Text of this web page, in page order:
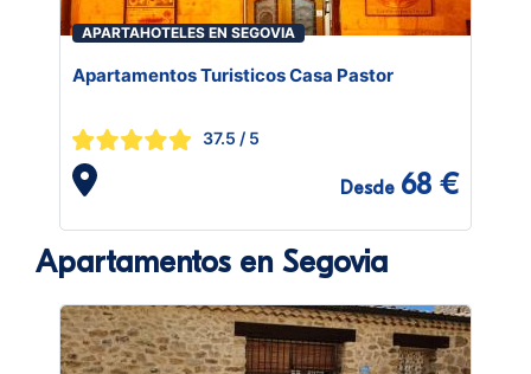
APARTAHOTELES EN SEGOVIA
Apartamentos Turisticos Casa Pastor
37.5 / 5
Desde 68 €
Apartamentos en Segovia